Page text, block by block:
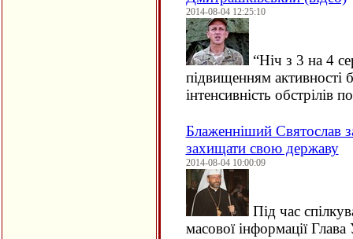
2014-08-04 12:25:10
“Ніч з 3 на 4
підвищенням активності
інтенсивність
Блаженніший Святослав
захищати свою державу
2014-08-04 10:00:09
Під час
масової інформації